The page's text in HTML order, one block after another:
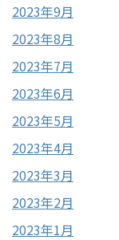
2023年9月
2023年8月
2023年7月
2023年6月
2023年5月
2023年4月
2023年3月
2023年2月
2023年1月